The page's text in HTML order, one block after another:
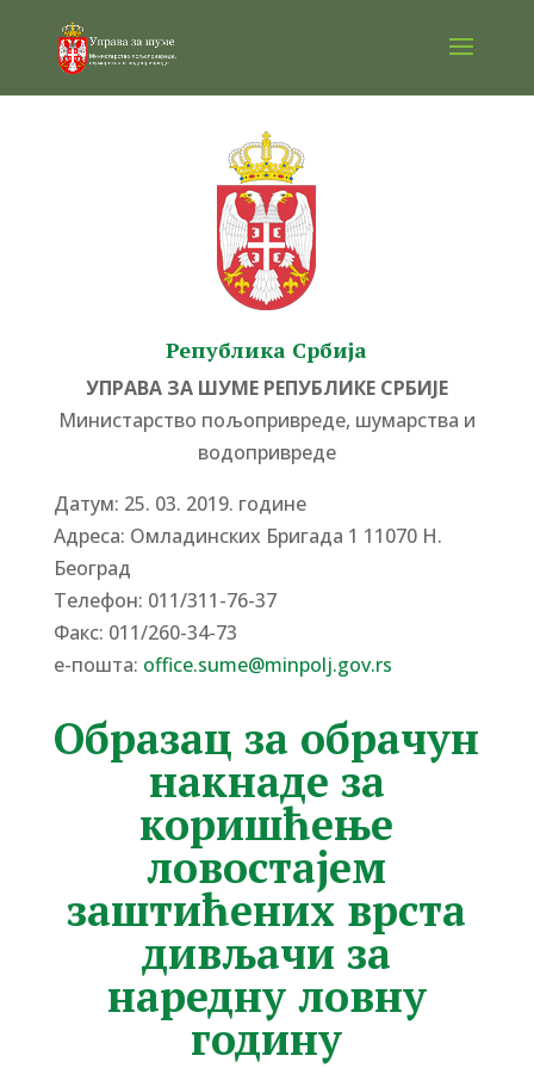
Република Србија
УПРАВА ЗА ШУМЕ РЕПУБЛИКЕ СРБИЈЕ
Министарство пољопривреде, шумарства и
водопривреде
Датум: 25. 03. 2019. године
Адреса: Омладинских Бригада 1 11070 Н.
Београд
Tелефон: 011/311-76-37
Факс: 011/260-34-73
е-пошта: office.sume@minpolj.gov.rs
Образац за обрачун
накнаде за
коришћење
ловостајем
заштићених врста
дивљачи за
наредну ловну
годину